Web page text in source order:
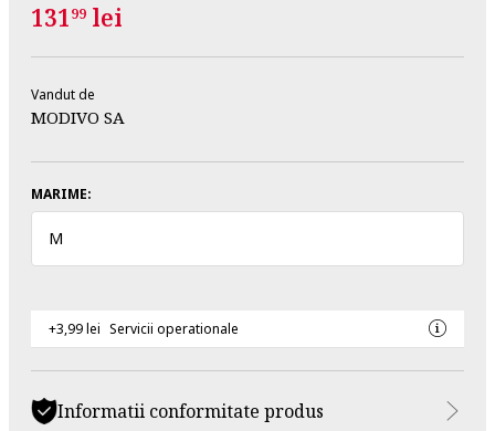
13199 lei
Vandut de
MODIVO SA
MARIME:
M
+3,99 lei Servicii operationale
Informatii conformitate produs